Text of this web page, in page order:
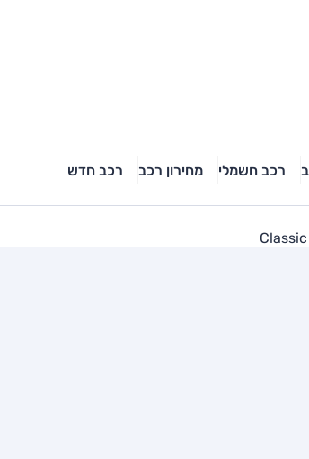
רכב חשמלי מחירון רכב רכב חדש